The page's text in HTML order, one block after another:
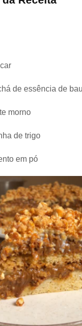
de essência de
morno
de trigo
em pó